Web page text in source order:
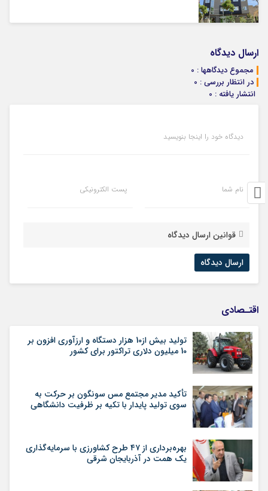
ارسال دیدگاه
مجموع دیدگاهها : 0
در انتظار بررسی : 0
انتشار یافته : 0
دیدگاه خود را اینجا بنویسید
نام شما پست الکترونیکی
قوانین ارسال دیدگاه
اقتـصادی
تولید بیش از10 هزار دستگاه و ارزآوری افزون بر
10 میلیون دلاری تراکتور برای کشور
تأکید مدیر مجتمع مس سونگون بر حرکت به
سوی تولید پایدار با تکیه بر ظرفیت دانشگاهی
بهره‌برداری از ۴۷ طرح کشاورزی با سرمایه‌گذاری
یک همت در آذربایجان شرقی